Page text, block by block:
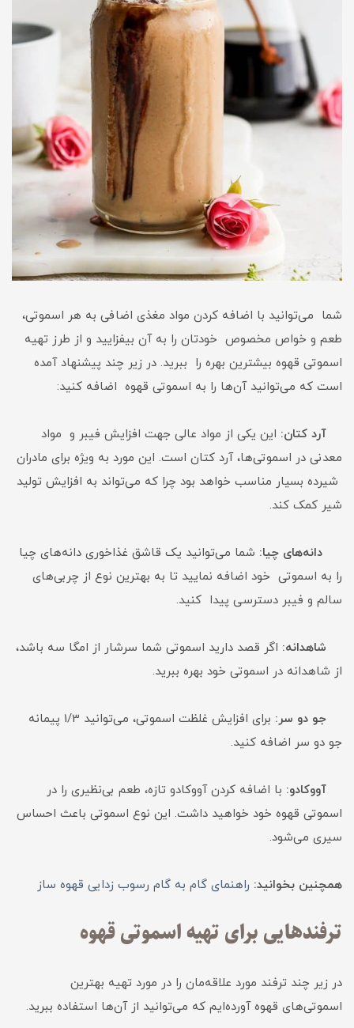
شما می‌توانید با اضافه کردن مواد مغذی اضافی به هر اسموتی،
طعم و خواص مخصوص خودتان را به آن بیفزایید و از طرز تهیه
اسموتی قهوه بیشترین بهره را ببرید. در زیر چند پیشنهاد آمده‌
است که می‌توانید آن‌ها را به اسموتی قهوه اضافه کنید:
آرد کتان: این یکی از مواد عالی جهت افزایش فیبر و مواد
معدنی در اسموتی‌ها، آرد کتان است. این مورد به ویژه برای مادران
شیرده بسیار مناسب خواهد بود چرا که می‌تواند به افزایش تولید
شیر کمک کند.
دانه‌های چیا: شما می‌توانید یک قاشق غذاخوری دانه‌های چیا
را به اسموتی خود اضافه نمایید تا به بهترین نوع از چربی‌های
سالم و فیبر دسترسی پیدا کنید.
شاهدانه: اگر قصد دارید اسموتی شما سرشار از امگا سه باشد،
از شاهدانه در اسموتی خود بهره ببرید.
جو دو سر:
برای افزایش غلظت اسموتی، می‌توانید 1/3 پیمانه
جو دو سر اضافه کنید.
آووکادو: با اضافه کردن آووکادو تازه، طعم بی‌نظیری را در
اسموتی قهوه خود خواهید داشت. این نوع اسموتی باعث احساس
سیری می‌شود.
همچنین بخوانید: راهنمای گام به گام رسوب زدایی قهوه ساز
ترفندهایی برای تهیه اسموتی‌ قهوه
در زیر چند ترفند مورد علاقه‌مان را در مورد تهیه بهترین
اسموتی‌های قهوه آورده‌ایم که می‌توانید از آن‌ها استفاده ببرید.